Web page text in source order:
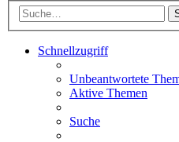
Schnellzugriff
Unbeantwortete
Aktive Themen
Suche